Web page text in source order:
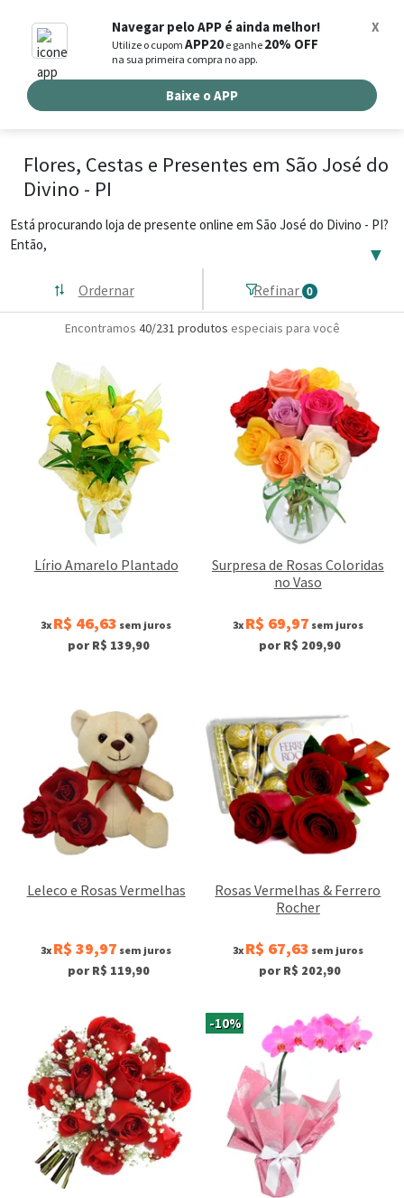
Navegar pelo APP é ainda melhor!
Utilize o cupomAPP20 e ganhe 20% OFF
na sua primeira compra no app.
X
Baixe o APP
Busca de produtos
Buscar por endereço de entrega
Flores, Cestas e Presentes em São José do
Divino - PI
Está procurando loja de presente online em São José do Divino - PI?
Então,
▼
Refinar 0
Ordernar
Encontramos 40/231 produtos especiais para você
Lírio Amarelo Plantado
3x R$ 46,63 sem juros
por R$ 139,90
Surpresa de Rosas Coloridas
no Vaso
3x R$ 69,97 sem juros
por R$ 209,90
Leleco e Rosas Vermelhas
3x R$ 39,97 sem juros
por R$ 119,90
Rosas Vermelhas & Ferrero
Rocher
3x R$ 67,63 sem juros
por R$ 202,90
-10%